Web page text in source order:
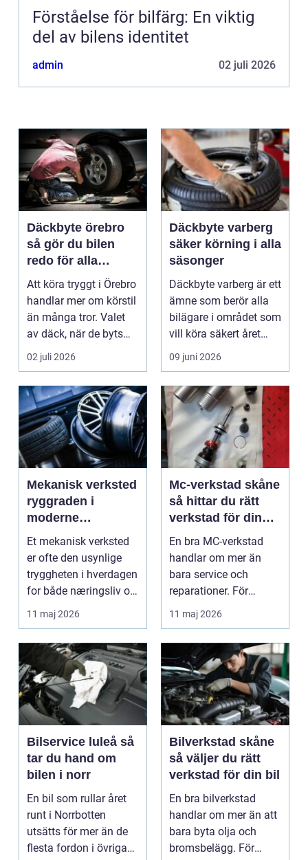
Förståelse för bilfärg: En viktig
del av bilens identitet
admin 02 juli 2026
Däckbyte örebro
så gör du bilen
redo för alla
årstider
Att köra tryggt i Örebro
handlar mer om körstil
än många tror. Valet
av däck, när de byts
och hur de...
02 juli 2026
Däckbyte varberg
säker körning i alla
säsonger
Däckbyte varberg är ett
ämne som berör alla
bilägare i området som
vill köra säkert året
om. När väd...
09 juni 2026
Mekanisk verksted
ryggraden i
moderne
maskinpark
Et mekanisk verksted
er ofte den usynlige
tryggheten i hverdagen
for både næringsliv og
privatperson...
11 maj 2026
Mc-verkstad skåne
så hittar du rätt
verkstad för din
motorcykel
En bra MC-verkstad
handlar om mer än
bara service och
reparationer. För
många förare i Skåne
är verk...
11 maj 2026
Bilservice luleå så
tar du hand om
bilen i norr
En bil som rullar året
runt i Norrbotten
utsätts för mer än de
flesta fordon i övriga
Bilverkstad skåne
så väljer du rätt
verkstad för din bil
En bra bilverkstad
handlar om mer än att
bara byta olja och
bromsbelägg. För